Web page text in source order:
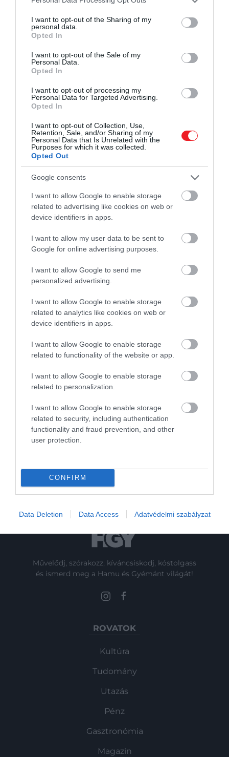
not limited to your visit or usage behaviour. You may click to
grant or deny consent to Google and its third-party tags to
use your data for below specified purposes in below Google
consent section.
I want to opt-out of the Sharing of my
personal data.
Opted In
I want to opt-out of the Sale of my
Personal Data.
Opted In
I want to opt-out of processing my
Personal Data for Targeted Advertising.
Opted In
I want to opt-out of Collection, Use,
Retention, Sale, and/or Sharing of my
Personal Data that Is Unrelated with the
Purposes for which it was collected.
Opted Out
Google consents
I want to allow Google to enable storage
related to advertising like cookies on web or
device identifiers in apps.
I want to allow my user data to be sent to
Google for online advertising purposes.
I want to allow Google to send me
personalized advertising.
I want to allow Google to enable storage
related to analytics like cookies on web or
device identifiers in apps.
I want to allow Google to enable storage
related to functionality of the website or app.
I want to allow Google to enable storage
related to personalization.
I want to allow Google to enable storage
related to security, including authentication
functionality and fraud prevention, and other
user protection.
CONFIRM
Data Deletion Data Access Adatvédelmi szabályzat
megállapítaniuk a tudósoknak.
fedezett fel a Mars egyik szikláján a NASA
kőzetmezőt találni valójában
olyan, mintha oázisra
legfontosabb feladat, hogy
magyarázatot találjunk arra,
hogy mégis hogy került oda.
A bolygókutatást az ehhez
hasonló váratlan, furcsa
felfedezések teszik igazán
izgalmassá
– mondja Ashwin Vasavada , a projekt egyik
kutatója.
Nyitókép: Fotó: Shutterstock
BOLYGÓKUTATÁS ÁSVÁNYI ANYAG
TUDOMÁNY
2026. AUGUSZTUS 3. ● TUDOMÁNY
Ilyen föld alatti kastélyokban élnék túl a
segíthetnek a hasi zsír…
Művelődj, szórakozz, kíváncsiskodj, kóstolgass
és ismerd meg a Hamu és Gyémánt világát!
ROVATOK
Kultúra
Tudomány
Utazás
Pénz
Gasztronómia
Magazin